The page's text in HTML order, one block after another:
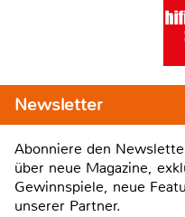
Newsletter
Abonniere den
über neue Magazine,
Gewinnspiele, neue
unserer Partner.